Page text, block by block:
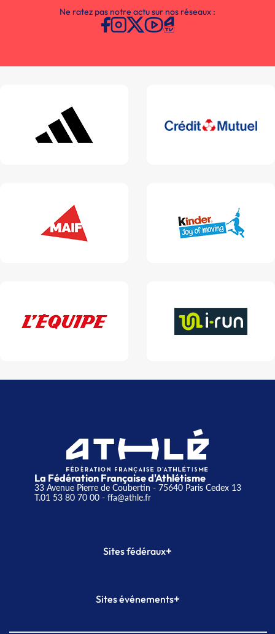
Ne ratez pas notre actu sur nos réseaux :
La Fédération Française d'Athlétisme
33 Avenue Pierre de Coubertin - 75640 Paris Cedex 13
T.01 53 80 70 00- ffa@athle.fr
Sites fédéraux+
Plateforme Formation
Sites événements+